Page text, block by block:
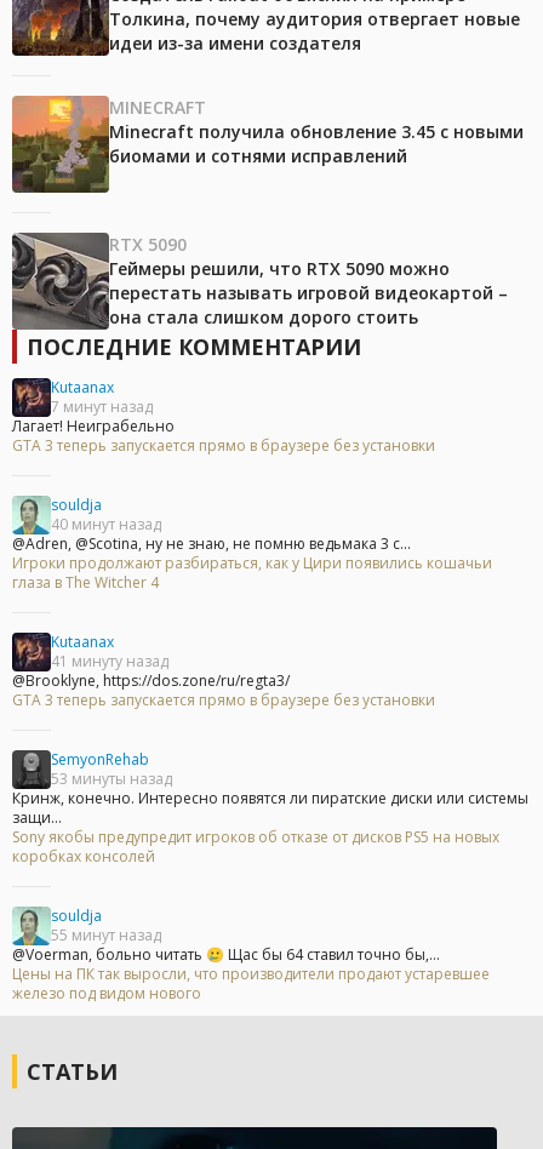
Толкина, почему аудитория отвергает новые
идеи из-за имени создателя
MINECRAFT
Minecraft получила обновление 3.45 с новыми
биомами и сотнями исправлений
RTX 5090
Геймеры решили, что RTX 5090 можно
перестать называть игровой видеокартой –
она стала слишком дорого стоить
ПОСЛЕДНИЕ КОММЕНТАРИИ
Kutaanax
7 минут назад
Лагает! Неиграбельно
GTA 3 теперь запускается прямо в браузере без установки
souldja
40 минут назад
@Adren, @Scotina, ну не знаю, не помню ведьмака 3 с...
Игроки продолжают разбираться, как у Цири появились кошачьи
глаза в The Witcher 4
Kutaanax
41 минуту назад
@Brooklyne, https://dos.zone/ru/regta3/
GTA 3 теперь запускается прямо в браузере без установки
SemyonRehab
53 минуты назад
Кринж, конечно. Интересно появятся ли пиратские диски или системы
защи...
Sony якобы предупредит игроков об отказе от дисков PS5 на новых
коробках консолей
souldja
55 минут назад
@Voerman, больно читать 🥲 Щас бы 64 ставил точно бы,...
Цены на ПК так выросли, что производители продают устаревшее
железо под видом нового
СТАТЬИ